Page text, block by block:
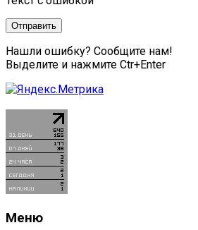
Нашли ошибку? Сообщите нам!
Выделите и нажмите Ctr+Enter
Меню